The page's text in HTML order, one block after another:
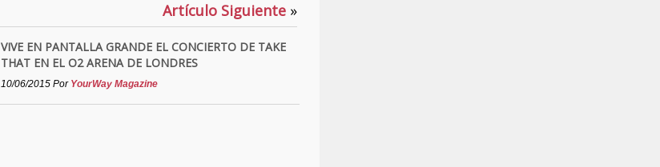
Artículo Siguiente »
VIVE EN PANTALLA GRANDE EL CONCIERTO DE TAKE
THAT EN EL O2 ARENA DE LONDRES
10/06/2015 Por YourWay Magazine